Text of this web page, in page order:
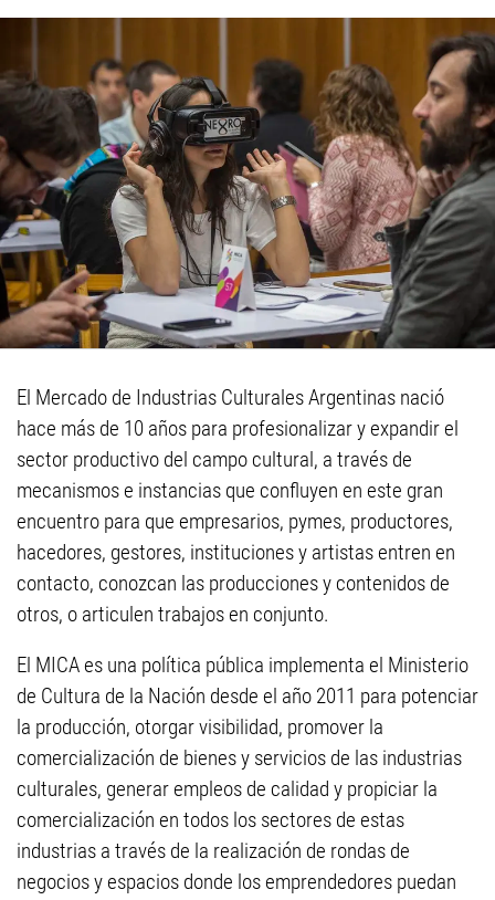
El Mercado de Industrias Culturales Argentinas nació
hace más de 10 años para profesionalizar y expandir el
sector productivo del campo cultural, a través de
mecanismos e instancias que confluyen en este gran
encuentro para que empresarios, pymes, productores,
hacedores, gestores, instituciones y artistas entren en
contacto, conozcan las producciones y contenidos de
otros, o articulen trabajos en conjunto.
El MICA es una política pública implementa el Ministerio
de Cultura de la Nación desde el año 2011 para potenciar
la producción, otorgar visibilidad, promover la
comercialización de bienes y servicios de las industrias
culturales, generar empleos de calidad y propiciar la
comercialización en todos los sectores de estas
industrias a través de la realización de rondas de
negocios y espacios donde los emprendedores puedan